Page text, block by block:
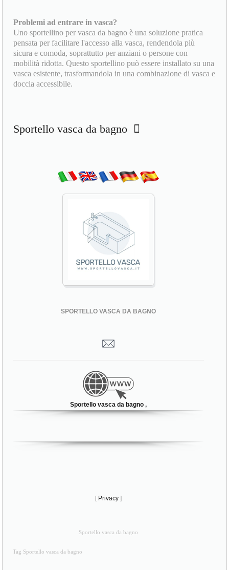
Problemi ad entrare in vasca?
Uno sportellino per vasca da bagno è una soluzione pratica
pensata per facilitare l'accesso alla vasca, rendendola più
sicura e comoda, soprattutto per anziani o persone con
mobilità ridotta. Questo sportellino può essere installato su una
vasca esistente, trasformandola in una combinazione di vasca e
doccia accessibile.
Sportello vasca da bagno
SPORTELLO VASCA DA BAGNO
Sportello vasca da bagno ,
[ Privacy ]
Sportello vasca da bagno
Tag Sportello vasca da bagno